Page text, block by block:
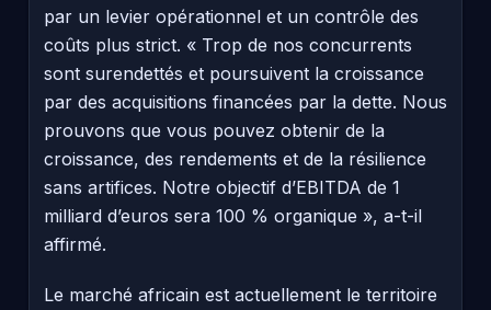
par un levier opérationnel et un contrôle des
coûts plus strict. « Trop de nos concurrents
sont surendettés et poursuivent la croissance
par des acquisitions financées par la dette. Nous
prouvons que vous pouvez obtenir de la
croissance, des rendements et de la résilience
sans artifices. Notre objectif d’EBITDA de 1
milliard d’euros sera 100 % organique », a-t-il
affirmé.
Le marché africain est actuellement le territoire